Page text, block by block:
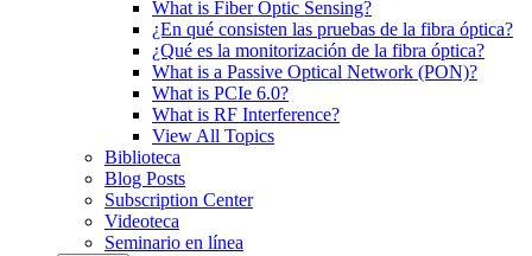
What is Fiber Optic Sensing?
¿En qué consisten las pruebas de la fibra óptica?
¿Qué es la monitorización de la fibra óptica?
What is a Passive Optical Network (PON)?
What is PCIe 6.0?
What is RF Interference?
View All Topics
Biblioteca
Blog Posts
Subscription Center
Videoteca
Seminario en línea